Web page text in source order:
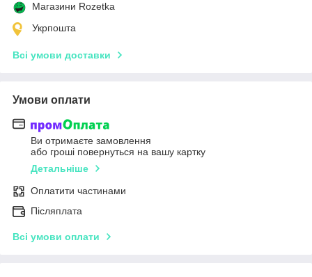
Магазини Rozetka
Укрпошта
Всі умови доставки
Умови оплати
Ви отримаєте замовлення
або гроші повернуться на вашу картку
Детальніше
Оплатити частинами
Післяплата
Всі умови оплати